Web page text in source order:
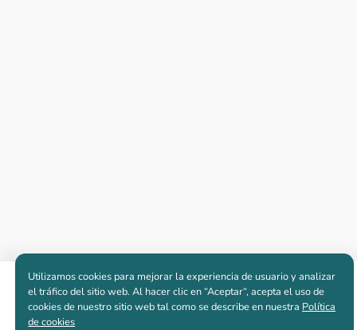
Apartamentos nuevos
Utilizamos cookies para mejorar la experiencia de usuario y analizar
el tráfico del sitio web. Al hacer clic en “Aceptar“, acepta el uso de
cookies de nuestro sitio web tal como se describe en nuestra Política
de cookies